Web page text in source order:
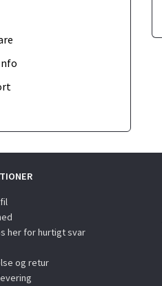
her for hurtigt svar
og retur